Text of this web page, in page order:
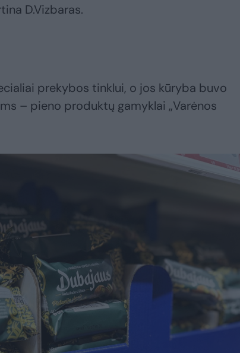
D.Vizbaras.
prekybos tinklui, o jos kūryba buvo
– pieno produktų gamyklai „Varėnos